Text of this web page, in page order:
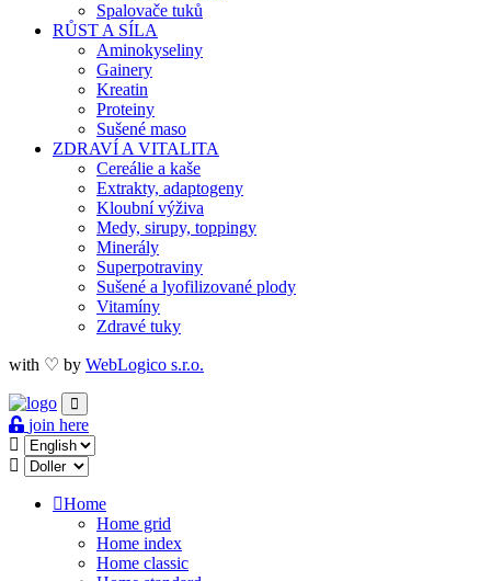
Spalovače tuků
RŮST A SÍLA
Aminokyseliny
Gainery
Kreatin
Proteiny
Sušené maso
ZDRAVÍ A VITALITA
Cereálie a kaše
Extrakty, adaptogeny
Kloubní výživa
Medy, sirupy, toppingy
Minerály
Superpotraviny
Sušené a lyofilizované plody
Vitamíny
Zdravé tuky
with ♡ by WebLogico s.r.o.
join here
Home
Home grid
Home index
Home classic